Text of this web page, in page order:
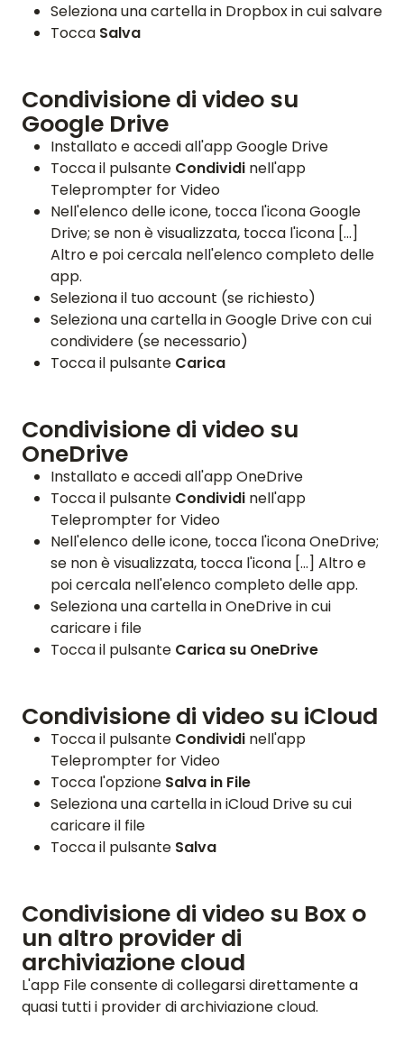
RECENSIONI
FUNZIONALITÀ
VIDEO
SUPPORTO
GUIDE E DOMANDE FREQUENTI
PASSWORD DIMENTICATA
CONTATTACI
BLOG
Seleziona una cartella in Dropbox in cui salvare
Tocca Salva
Condivisione di video su
Google Drive
Installato e accedi all'app Google Drive
Tocca il pulsante Condividi nell'app
Teleprompter for Video
Nell'elenco delle icone, tocca l'icona Google
Drive; se non è visualizzata, tocca l'icona [...]
Altro e poi cercala nell'elenco completo delle
app.
Seleziona il tuo account (se richiesto)
Seleziona una cartella in Google Drive con cui
condividere (se necessario)
Tocca il pulsante Carica
Condivisione di video su
OneDrive
Installato e accedi all'app OneDrive
Tocca il pulsante Condividi nell'app
Teleprompter for Video
Nell'elenco delle icone, tocca l'icona OneDrive;
se non è visualizzata, tocca l'icona [...] Altro e
poi cercala nell'elenco completo delle app.
Seleziona una cartella in OneDrive in cui
caricare i file
Tocca il pulsante Carica su OneDrive
Condivisione di video su iCloud
Tocca il pulsante Condividi nell'app
Teleprompter for Video
Tocca l'opzione Salva in File
Seleziona una cartella in iCloud Drive su cui
caricare il file
Tocca il pulsante Salva
Condivisione di video su Box o
un altro provider di
archiviazione cloud
L'app File consente di collegarsi direttamente a
quasi tutti i provider di archiviazione cloud.